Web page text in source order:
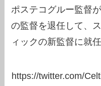
ポステコグルー監督
の監督を退任して、
ィックの新監督に就
https://twitter.com/